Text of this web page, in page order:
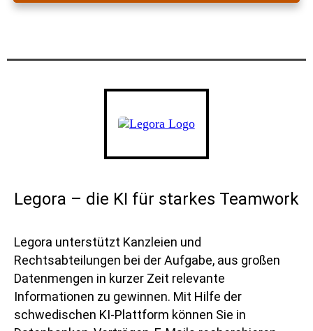
Legora – die KI für starkes Teamwork
Legora unterstützt Kanzleien und
Rechtsabteilungen bei der Aufgabe, aus großen
Datenmengen in kurzer Zeit relevante
Informationen zu gewinnen. Mit Hilfe der
schwedischen KI-Plattform können Sie in